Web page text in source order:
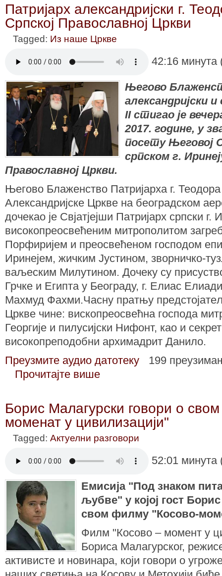
Патријарх александријски г.
Српској Православној Цркви
Tagged: Из наше Цркве
42:16
Његово
александријски
II стигао је
2017. године, у
посету Његовој
српском г.
Православној Цркви.
Његово Блаженство Патријарха г.
Александријске Цркве на београдском
дочекао је Свјатјејши Патријарх српски г.
високопреосвећеним митрополитом
Порфиријем и преосвећеном господом
Иринејем, жичким Јустином, зворничко-
ваљеским Милутином. Дочеку су
Грчке и Египта у Београду, г. Елиас
Махмуд Фахми.Часну пратњу
Цркве чине: вископреосвећна господа
Георгије и пилусијски Нифонт, као и
високопреподобни архимадрит Данило.
Преузмите аудио датотеку
199
Прочитајте више
Борис Малагурски говори о
моменат у цивилизацији"
Tagged: Актуелни разговори
52:01
Емисија "Под знаком
љубве" у којој гост
свом филму "Косово-
Филм "Косово – момент у
Бориса Малагурског,
активисте и новинара, који говори о